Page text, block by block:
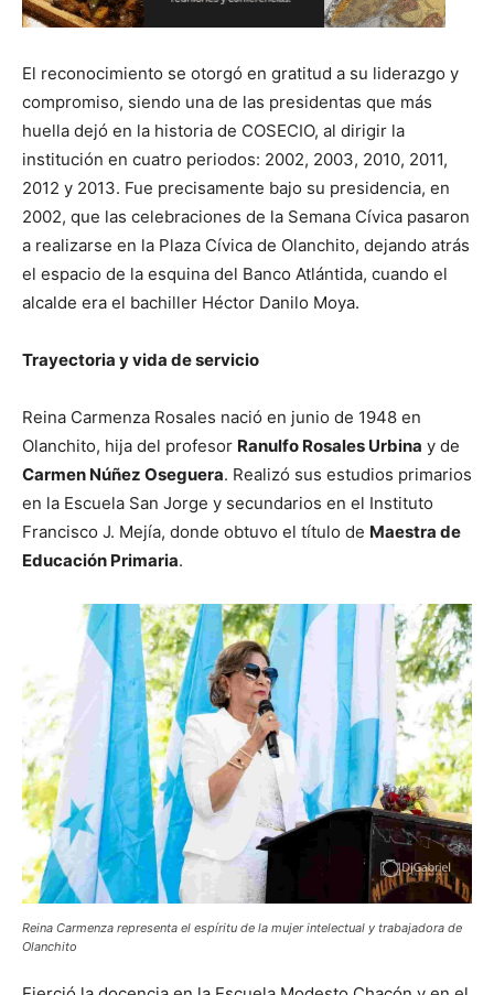
El reconocimiento se otorgó en gratitud a su liderazgo y
compromiso, siendo una de las presidentas que más
huella dejó en la historia de COSECIO, al dirigir la
institución en cuatro periodos: 2002, 2003, 2010, 2011,
2012 y 2013. Fue precisamente bajo su presidencia, en
2002, que las celebraciones de la Semana Cívica pasaron
a realizarse en la Plaza Cívica de Olanchito, dejando atrás
el espacio de la esquina del Banco Atlántida, cuando el
alcalde era el bachiller Héctor Danilo Moya.
Trayectoria y vida de servicio
Reina Carmenza Rosales nació en junio de 1948 en
Olanchito, hija del profesor Ranulfo Rosales Urbina y de
Carmen Núñez Oseguera. Realizó sus estudios primarios
en la Escuela San Jorge y secundarios en el Instituto
Francisco J. Mejía, donde obtuvo el título de Maestra de
Educación Primaria.
Reina Carmenza representa el espíritu de la mujer intelectual y trabajadora de
Olanchito